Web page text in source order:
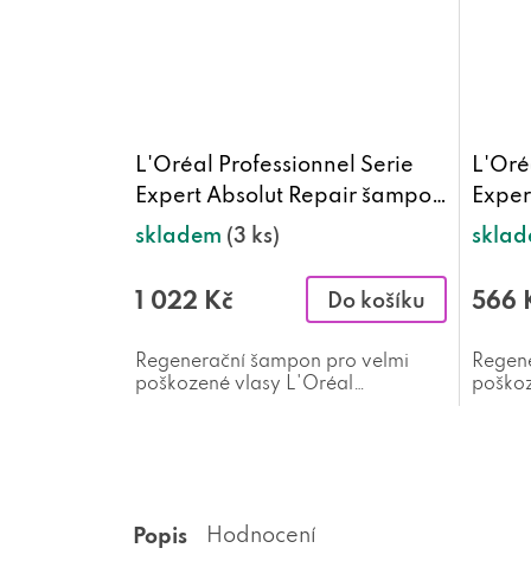
L'Oréal Professionnel Serie
Expert Absolut Repair šampon
1500 ml
skladem (3 ks)
1 022 Kč Do košíku
Regenerační šampon pro velmi
poškozené vlasy L'Oréal
500
566
Popis Hodnocení